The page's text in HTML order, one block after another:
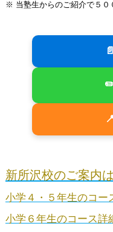
※ 当塾生からのご紹介で５０
新所沢校のご案内
小学４・５年生のコー
小学６年生のコース詳